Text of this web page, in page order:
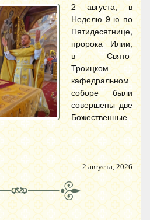
2 августа, в
Неделю 9-ю по
Пятидесятнице,
пророка Илии,
в Свято-
Троицком
кафедральном
соборе были
совершены две
Божественные
2 августа, 2026